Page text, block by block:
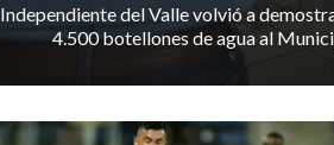
Independiente del Valle volvió a
4.500 botellones de agua al